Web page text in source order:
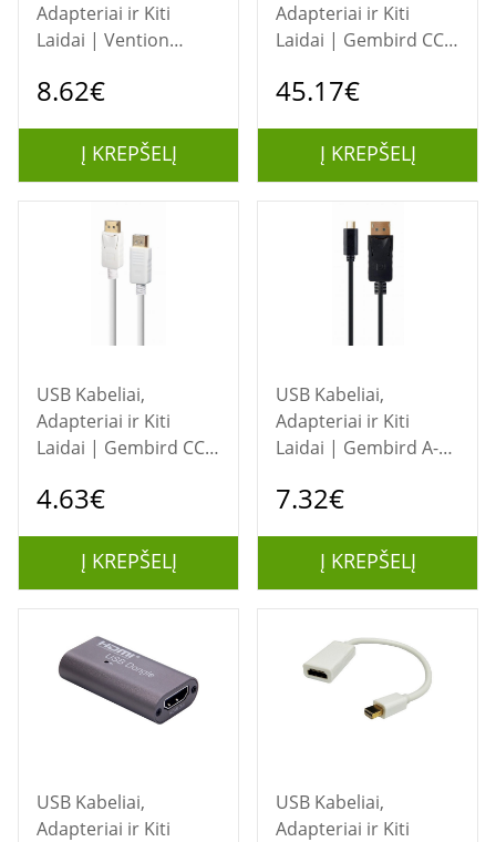
Adapteriai ir Kiti
Laidai | Vention
kabelis (modelis
8.62€
Į KREPŠELĮ
Adapteriai ir Kiti
Laidai | Gembird CC-
DisplayPort 30 m
45.17€
Į KREPŠELĮ
USB Kabeliai,
Adapteriai ir Kiti
Laidai | Gembird CC-
kabelis 1.8 m
4.63€
Į KREPŠELĮ
USB Kabeliai,
Adapteriai ir Kiti
Laidai | Gembird A-
DisplayPort 2 m
7.32€
Į KREPŠELĮ
USB Kabeliai,
Adapteriai ir Kiti
USB Kabeliai,
Adapteriai ir Kiti